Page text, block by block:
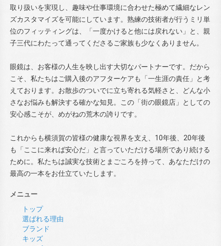
取り扱いを実現し、趣味や仕事環境に合わせた極めて繊細なレン
ズカスタマイズを可能にしています。熟練の技術者が行うミリ単
位のフィッティングは、「一度かけると他には戻れない」と、親
子三代にわたって通ってくださるご家族も少なくありません。
眼鏡は、お客様の人生を映し出す大切なパートナーです。だから
こそ、私たちはご購入後のアフターケアも「一生涯の責任」と考
えております。お散歩のついでに立ち寄れる気軽さと、どんな小
さなお悩みも解決する確かな知見。この「街の眼鏡店」としての
安心感こそが、めがねの荒木の誇りです。
これからも横須賀の皆様の健康な視界を支え、10年後、20年後
も「ここに来れば安心だ」と言っていただける場所であり続ける
ために。私たちは誠実な技術とまごころを持って、あなただけの
最高の一本をお仕立ていたします。
メニュー
トップ
選ばれる理由
ブランド
キッズ